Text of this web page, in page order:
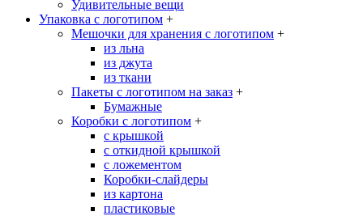
Удивительные вещи
Упаковка с логотипом +
Мешочки для хранения с логотипом +
из льна
из джута
из ткани
Пакеты с логотипом на заказ +
Бумажные
Коробки с логотипом +
с крышкой
с откидной крышкой
с ложементом
Коробки-слайдеры
из картона
пластиковые